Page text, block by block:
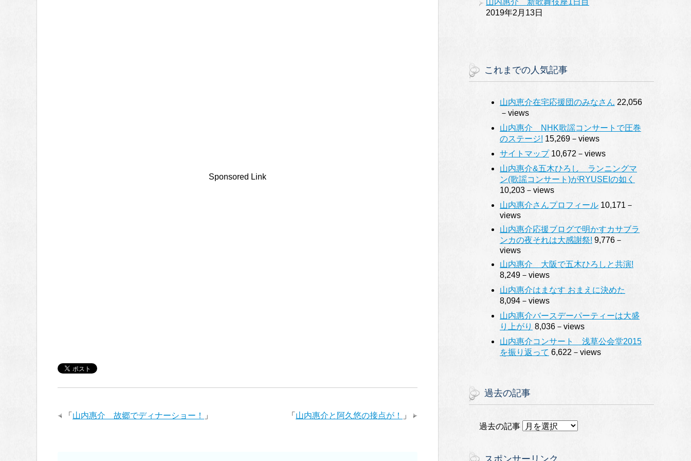
Sponsored Link
「 山内惠介と阿久悠の接点が！ 」
「 山内惠介 故郷でディナーショー！ 」
山内惠介 新歌舞伎座1日目
2019年2月13日
これまでの人気記事
山内恵介在宅応援団のみなさん 22,056
－views
山内惠介 NHK歌謡コンサートで圧巻
のステージ! 15,269－views
サイトマップ10,672－views
山内惠介&五木ひろし ランニングマ
ン(歌謡コンサート)がRYUSEIの如く
10,203－views
山内惠介さんプロフィール 10,171－
views
山内惠介応援ブログで明かすカサブラ
ンカの夜それは大感謝祭! 9,776－
views
山内惠介 大阪で五木ひろしと共演!
8,249－views
山内惠介はまなす おまえに決めた
8,094－views
山内惠介バースデーパーティーは大盛
り上がり 8,036－views
山内惠介コンサート 浅草公会堂2015
を振り返って 6,622－views
過去の記事
過去の記事
スポンサーリンク